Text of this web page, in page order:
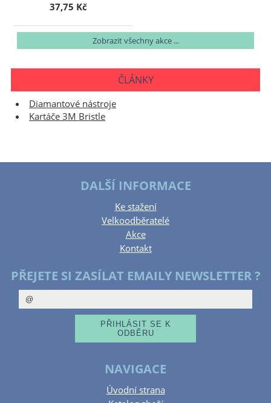
37,75 Kč
Zobrazit všechny akce ...
ČLÁNKY
Diamantové nástroje
Kartáče 3M Bristle
DALŠÍ INFORMACE
Ke stažení
Velkoodběratelé
Akce
Kontakt
PŘEJETE SI ZASÍLAT EMAILY NEWSLETTER ?
NAVIGACE
Úvodní strana